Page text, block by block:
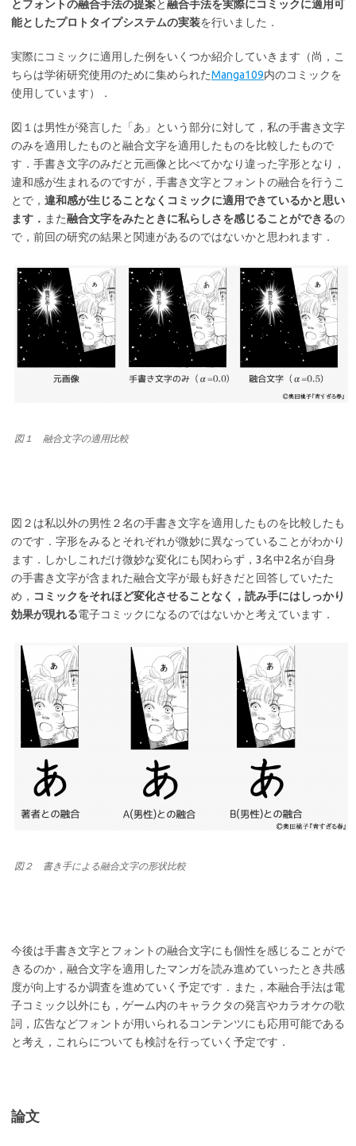
とフォントの融合手法の提案と融合手法を実際にコミックに適用可
能としたプロトタイプシステムの実装を行いました．
実際にコミックに適用した例をいくつか紹介していきます（尚，こ
ちらは学術研究使用のために集められたManga109内のコミックを
使用しています）．
図１は男性が発言した「あ」という部分に対して，私の手書き文字
のみを適用したものと融合文字を適用したものを比較したもので
す．手書き文字のみだと元画像と比べてかなり違った字形となり，
違和感が生まれるのですが，手書き文字とフォントの融合を行うこ
とで， 違和感が生じることなくコミックに適用できているかと思い
ます． また融合文字をみたときに私らしさを感じることができるの
で，前回の研究の結果と関連があるのではないかと思われます．
図１ 融合文字の適用比較
図２は私以外の男性２名の手書き文字を適用したものを比較したも
のです．字形をみるとそれぞれが微妙に異なっていることがわかり
ます．しかしこれだけ微妙な変化にも関わらず，3名中2名が自身
の手書き文字が含まれた融合文字が最も好きだと回答していたた
め， コミックをそれほど変化させることなく，読み手にはしっかり
効果が現れる電子コミックになるのではないかと考えています．
図２ 書き手による融合文字の形状比較
今後は手書き文字とフォントの融合文字にも個性を感じることがで
きるのか，融合文字を適用したマンガを読み進めていったとき共感
度が向上するか調査を進めていく予定です．また，本融合手法は電
子コミック以外にも，ゲーム内のキャラクタの発言やカラオケの歌
詞，広告などフォントが用いられるコンテンツにも応用可能である
と考え，これらについても検討を行っていく予定です．
論文